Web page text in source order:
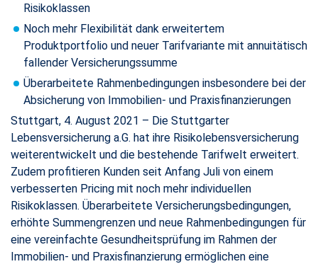
Risikoklassen
Noch mehr Flexibilität dank erweitertem
Produktportfolio und neuer Tarifvariante mit annuitätisch
fallender Versicherungssumme
Überarbeitete Rahmenbedingungen insbesondere bei der
Absicherung von Immobilien- und Praxisfinanzierungen
Stuttgart, 4. August 2021 – Die Stuttgarter
Lebensversicherung a.G. hat ihre Risikolebensversicherung
weiterentwickelt und die bestehende Tarifwelt erweitert.
Zudem profitieren Kunden seit Anfang Juli von einem
verbesserten Pricing mit noch mehr individuellen
Risikoklassen. Überarbeitete Versicherungsbedingungen,
erhöhte Summengrenzen und neue Rahmenbedingungen für
eine vereinfachte Gesundheitsprüfung im Rahmen der
Immobilien- und Praxisfinanzierung ermöglichen eine